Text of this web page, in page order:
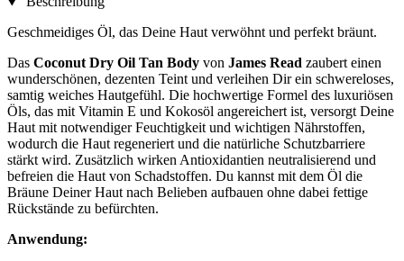
Geschmeidiges Öl, das Deine Haut verwöhnt und perfekt bräunt.
Das Coconut Dry Oil Tan Body von James Read zaubert einen
wunderschönen, dezenten Teint und verleihen Dir ein schwereloses,
samtig weiches Hautgefühl. Die hochwertige Formel des luxuriösen
Öls, das mit Vitamin E und Kokosöl angereichert ist, versorgt Deine
Haut mit notwendiger Feuchtigkeit und wichtigen Nährstoffen,
wodurch die Haut regeneriert und die natürliche Schutzbarriere
stärkt wird. Zusätzlich wirken Antioxidantien neutralisierend und
befreien die Haut von Schadstoffen. Du kannst mit dem Öl die
Bräune Deiner Haut nach Belieben aufbauen ohne dabei fettige
Rückstände zu befürchten.
Anwendung: